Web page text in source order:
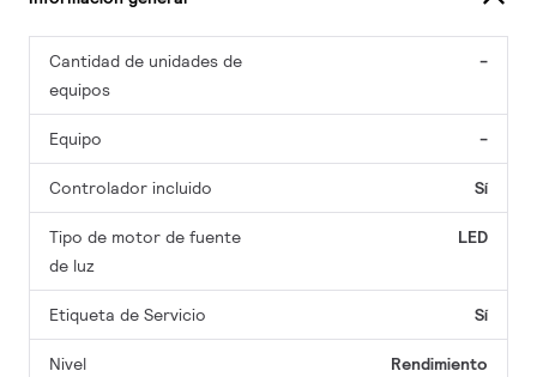
Cantidad de unidades de
equipos
-
Equipo -
Controlador incluido Sí
Tipo de motor de fuente
de luz
LED
Etiqueta de Servicio Sí
Nivel Rendimiento